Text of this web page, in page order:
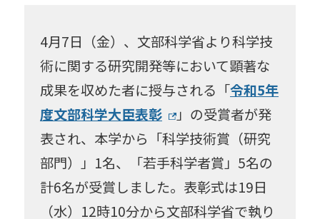
ノーベル賞
バイオミメティクス
ユニバーシティプロフェッサー
医学
宇宙
化学 海
記者発表
求愛
牛 恐竜 建築
顕微鏡
考古学
昆虫 受賞
獣医学
4月7日（金）、文部科学省より科学技
術に関する研究開発等において顕著な
成果を収めた者に授与される「令和5年
度文部科学大臣表彰
」の受賞者が発
表され、本学から「科学技術賞（研究
部門）」1名、「若手科学者賞」5名の
計6名が受賞しました。表彰式は19日
（水）12時10分から文部科学省で執り